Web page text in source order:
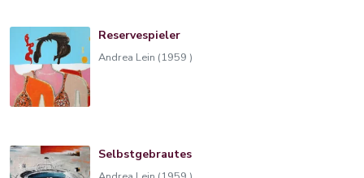
Reservespieler
Andrea Lein (1959 )
Selbstgebrautes